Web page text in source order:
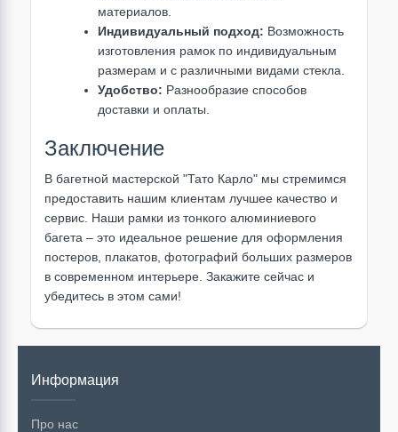
материалов.
Индивидуальный подход: Возможность
изготовления рамок по индивидуальным
размерам и с различными видами стекла.
Удобство: Разнообразие способов
доставки и оплаты.
Заключение
В багетной мастерской "Тато Карло" мы стремимся
предоставить нашим клиентам лучшее качество и
сервис. Наши рамки из тонкого алюминиевого
багета – это идеальное решение для оформления
постеров, плакатов, фотографий больших размеров
в современном интерьере. Закажите сейчас и
убедитесь в этом сами!
Информация
Про нас